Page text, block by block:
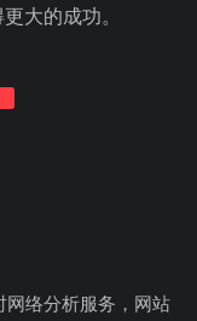
大的成功。
络分析服务，网站